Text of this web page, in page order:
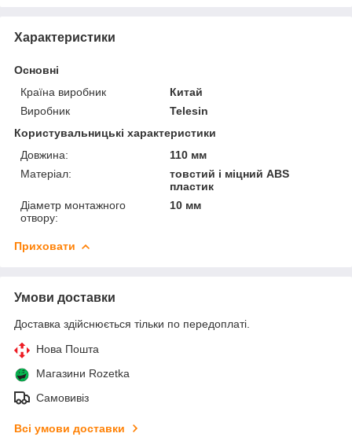
Характеристики
Основні
Країна виробник
Китай
Виробник
Telesin
Користувальницькі характеристики
Довжина:
110 мм
Матеріал:
товстий і міцний ABS
пластик
Діаметр монтажного
отвору:
10 мм
Приховати
Умови доставки
Доставка здійснюється тільки по передоплаті.
Нова Пошта
Магазини Rozetka
Самовивіз
Всі умови доставки